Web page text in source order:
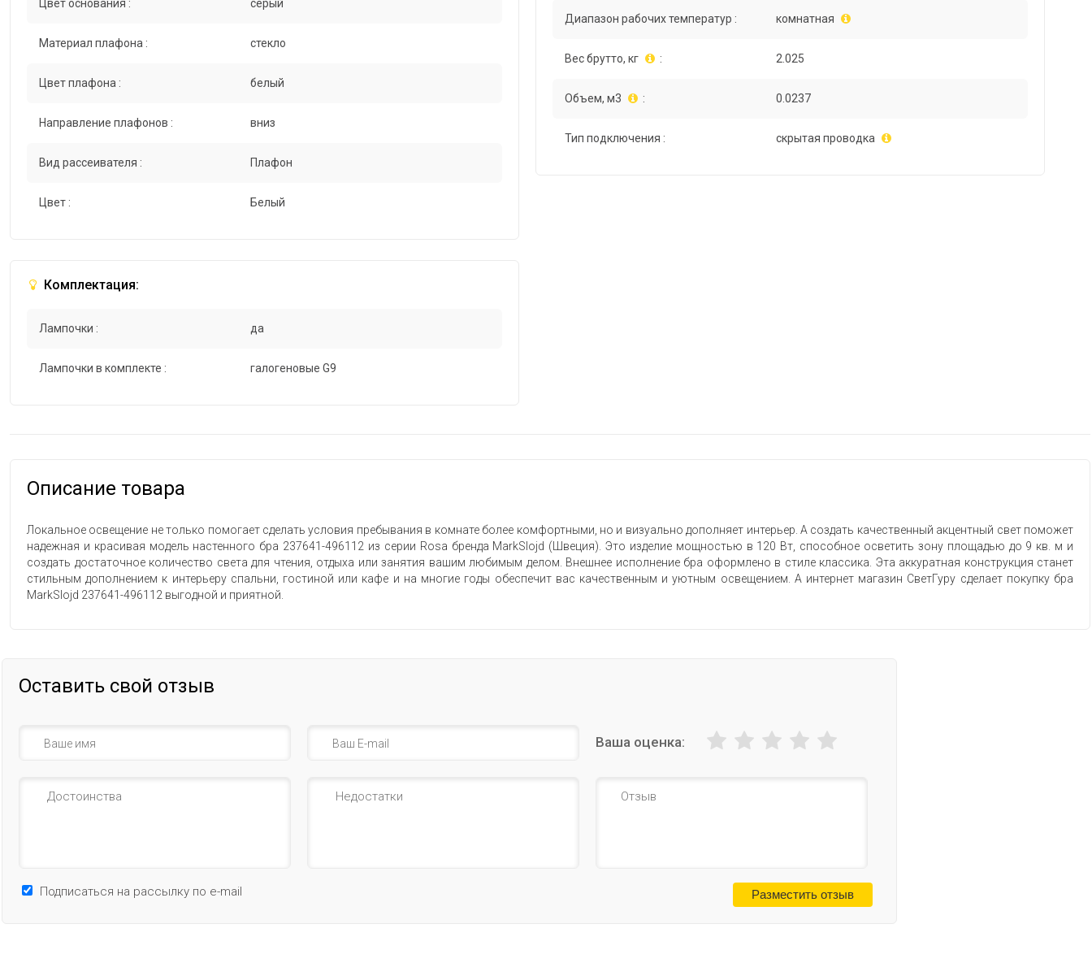
Цвет основания : серый
Материал плафона : стекло
Цвет плафона : белый
Направление плафонов : вниз
Вид рассеивателя : Плафон
Цвет : Белый
Диапазон рабочих температур : комнатная
Вес брутто, кг : 2.025
Объем, м3 : 0.0237
Тип подключения : скрытая проводка
Комплектация:
Лампочки : да
Лампочки в комплекте : галогеновые G9
Описание товара
Локальное освещение не только помогает сделать условия пребывания в комнате более комфортными, но и визуально дополняет интерьер. А создать качественный акцентный свет поможет
надежная и красивая модель настенного бра 237641-496112 из серии Rosa бренда MarkSlojd (Швеция). Это изделие мощностью в 120 Вт, способное осветить зону площадью до 9 кв. м и
создать достаточное количество света для чтения, отдыха или занятия вашим любимым делом. Внешнее исполнение бра оформлено в стиле классика. Эта аккуратная конструкция станет
стильным дополнением к интерьеру спальни, гостиной или кафе и на многие годы обеспечит вас качественным и уютным освещением. А интернет магазин СветГуру сделает покупку бра
MarkSlojd 237641-496112 выгодной и приятной.
Оставить свой отзыв
Ваша оценка:
Подписаться на рассылку по e-mail